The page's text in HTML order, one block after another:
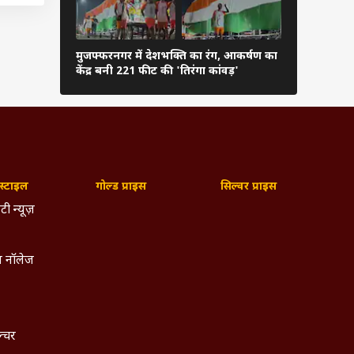
अखिलेश यादव को खटकी महिला आरक्षण पर
मैं
मुजफ्फरनगर में देशभक्ति का रंग, आकर्षण का
केंद्र बनी 221 फीट की 'तिरंगा कांवड़'
न्यूज़
नॉलेज
गोल्ड प्राइस सिल्वर प्राइस